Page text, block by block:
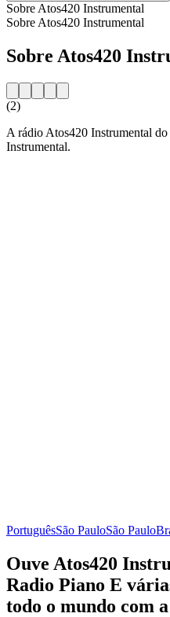
Sobre Atos420 Instrumental
Sobre Atos420 Instrumental
Sobre Atos420
(2)
A rádio Atos420 Instrumental
Instrumental.
PortuguêsSão PauloSão Paulo
Ouve Atos420
Radio Piano E
todo o mundo com